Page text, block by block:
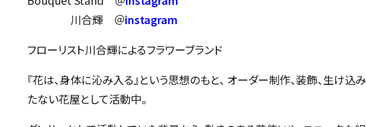
川合輝 ＠instagram
フローリスト川合輝によるフラワーブランド
『花は、身体に沁み入る』という思想のもと、 オーダー制作、装飾、生け込
たない花屋として活動中。